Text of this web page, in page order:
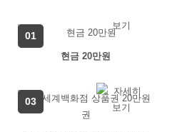
01
현금 20만원
03